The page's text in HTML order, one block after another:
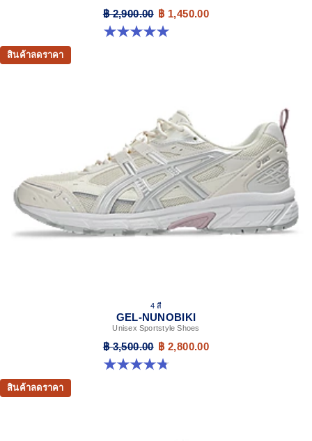
฿ 2,900.00 ฿ 1,450.00
5.0 จาก 5 ดาว 8 รีวิว
สินค้าลดราคา
4 สี
GEL-NUNOBIKI
Unisex Sportstyle Shoes
฿ 3,500.00 ฿ 2,800.00
4.8 จาก 5 ดาว 179 รีวิว
สินค้าลดราคา